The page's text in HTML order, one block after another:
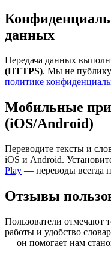
данных
Передача данных
(HTTPS). Мы не
политике
Мобильные
(iOS/Android)
Переводите тексты и
iOS и Android.
Play — переводы всегда
Отзывы
Пользователи отмечают
работы и удобство
— он помогает нам